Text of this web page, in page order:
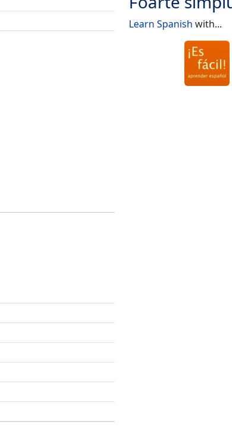
Learn Spanish with...